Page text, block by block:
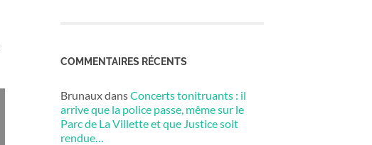
COMMENTAIRES RÉCENTS
BrunauxdansConcerts tonitruants : il
arrive que la police passe, même sur le
Parc de La Villette et que Justice soit
rendue…